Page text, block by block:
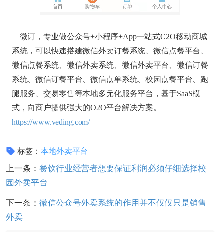
微订，专业做公众号+小程序+App一站式O2O移动商城
系统，可以快速搭建微信外卖订餐系统、微信点餐平台、
微信点餐系统、微信外卖系统、微信外卖平台、微信订餐
系统、微信订餐平台、微信点单系统、校园点餐平台、跑
腿服务、交易零售等本地多元化服务平台，基于SaaS模
式，向商户提供强大的O2O平台解决方案。
https://www.veding.com/
标签：本地外卖平台
上一条： 餐饮行业经营者想要保证利润必须仔细选择校
园外卖平台
下一条： 微信公众号外卖系统的作用并不仅仅只是销售
外卖